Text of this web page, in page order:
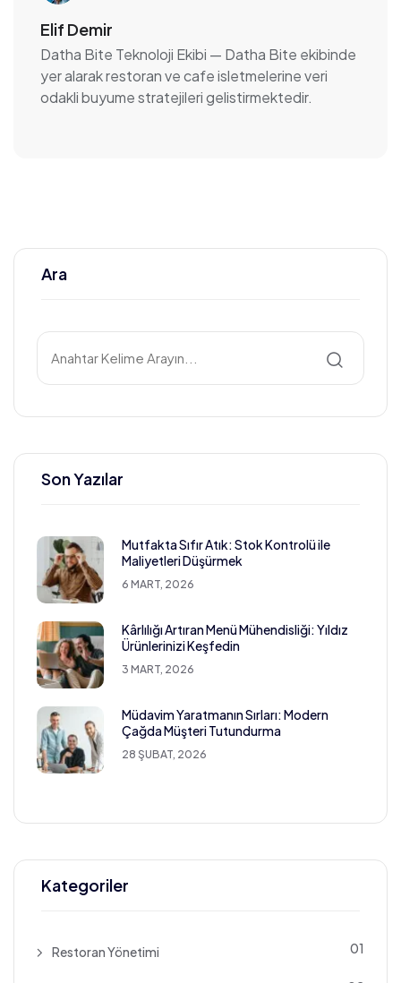
Elif Demir
Datha Bite Teknoloji Ekibi — Datha Bite ekibinde
yer alarak restoran ve cafe isletmelerine veri
odakli buyume stratejileri gelistirmektedir.
Ara
Son Yazılar
Mutfakta Sıfır Atık: Stok Kontrolü ile
Maliyetleri Düşürmek
6 MART, 2026
Kârlılığı Artıran Menü Mühendisliği: Yıldız
Ürünlerinizi Keşfedin
3 MART, 2026
Müdavim Yaratmanın Sırları: Modern
Çağda Müşteri Tutundurma
28 ŞUBAT, 2026
Kategoriler
Restoran Yönetimi 01